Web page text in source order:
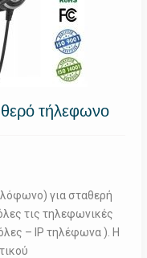
τήλεφωνο
για σταθερή
τις τηλεφωνικές
– IP τηλέφωνα ). Η